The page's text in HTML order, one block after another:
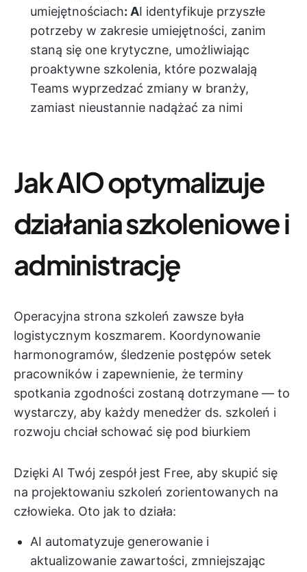
umiejętnościach: AI identyfikuje przyszłe
potrzeby w zakresie umiejętności, zanim
staną się one krytyczne, umożliwiając
proaktywne szkolenia, które pozwalają
Teams wyprzedzać zmiany w branży,
zamiast nieustannie nadążać za nimi
Jak AIO optymalizuje
działania szkoleniowe i
administrację
Operacyjna strona szkoleń zawsze była
logistycznym koszmarem. Koordynowanie
harmonogramów, śledzenie postępów setek
pracowników i zapewnienie, że terminy
spotkania zgodności zostaną dotrzymane — to
wystarczy, aby każdy menedżer ds. szkoleń i
rozwoju chciał schować się pod biurkiem
Dzięki AI Twój zespół jest Free, aby skupić się
na projektowaniu szkoleń zorientowanych na
człowieka. Oto jak to działa:
AI automatyzuje generowanie i
aktualizowanie zawartości, zmniejszając